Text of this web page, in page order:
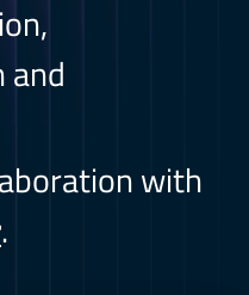
with
.